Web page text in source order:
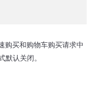
购买和购物车购买请求中
默认关闭。